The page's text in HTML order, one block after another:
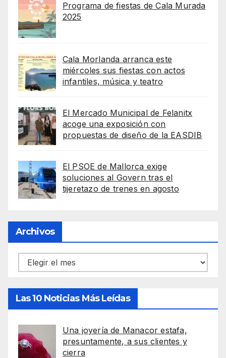
Programa de fiestas de Cala Murada
2025
Cala Morlanda arranca este
miércoles sus fiestas con actos
infantiles, música y teatro
El Mercado Municipal de Felanitx
acoge una exposición con
propuestas de diseño de la EASDIB
El PSOE de Mallorca exige
soluciones al Govern tras el
tijeretazo de trenes en agosto
Archivos
Archivos
Las 10 Noticias Más Leídas
Una joyería de Manacor estafa,
presuntamente, a sus clientes y
cierra